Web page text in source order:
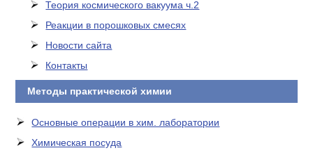
Теория космического вакуума ч.2
Реакции в порошковых смесях
Новости сайта
Контакты
Методы практической химии
Основные операции в хим. лаборатории
Химическая посуда